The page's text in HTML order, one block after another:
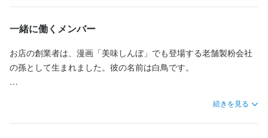
一緒に働くメンバー
お店の創業者は、漫画「美味しんぼ」でも登場する老舗製粉会社
の孫として生まれました。彼の名前は白鳥です。
の開発から、プロの理論と技術に裏打ちされた、完全オリジナル
です。こだわり抜いたこれらのキラーメニューを、驚くほどリー
続きを見る
当社が最も重視しているのは料理です。これは私の経営方針であ
り、信念でもあります。飲食業において、これ以上に重要なこと
はありません。この信念を持つことが、他の企業とは一線を画す
料理技術、アイデア、完成度、調理スピード、そしてオペレーシ
資格の必要なし
お店の採用担当者からのメッセージ
当社が最も重視しているのは料理です。これは私の経営方針であ
はありません。この信念を持つことが、他の企業とは一線を画す
点です。料理を第一、お客様を第二とするこの考え方には、強い